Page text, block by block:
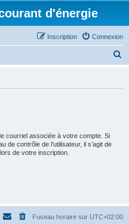
d'énergie
Connexion
Inscription
courriel associée à votre compte. Si
de contrôle de l’utilisateur, il s’agit de
de votre inscription.
Fuseau horaire sur UTC+02:00